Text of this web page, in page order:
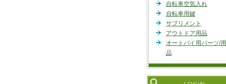
自転車空気入れ
自転車用鍵
サプリメント
アウトドア用品
オートバイ用パーツ/用
品